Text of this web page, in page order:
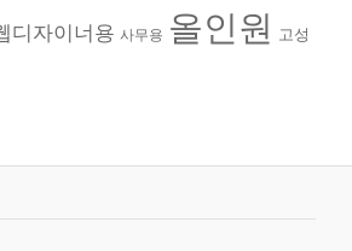
디자이너용 사무용 올인원 고성